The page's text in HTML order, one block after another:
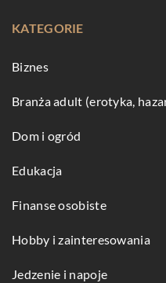
KATEGORIE
Biznes
Branża adult (erotyka,
Dom i ogród
Edukacja
Finanse osobiste
Hobby i zainteresowania
Jedzenie i napoje